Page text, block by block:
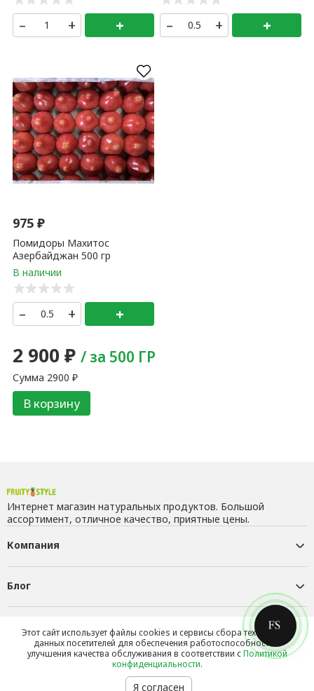
– + + – + +
975₽
Помидоры Махитос
Азербайджан 500 гр
– + +
2 900₽ / за 500 ГР
Сумма 2900 ₽
В корзину
Интернет магазин натуральных продуктов. Большой
ассортимент, отличное качество, приятные цены.
Компания
Блог
Контакты
Этот сайт использует файлы cookies и сервисы сбора технических
данных посетителей для обеспечения работоспособности и
улучшения качества обслуживания в соответствии сПолитикой
конфиденциальности.
Я согласен